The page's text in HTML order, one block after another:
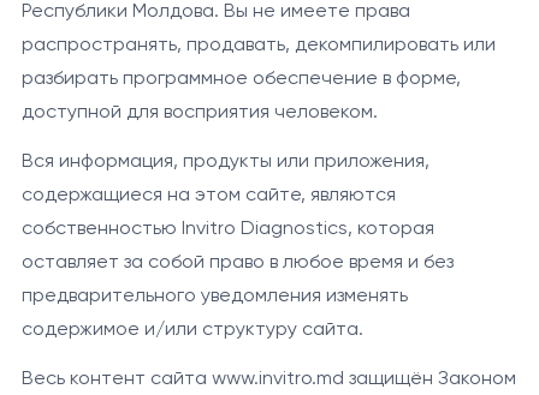
Республики Молдова. Вы не имеете права
распространять, продавать, декомпилировать или
разбирать программное обеспечение в форме,
доступной для восприятия человеком.
Вся информация, продукты или приложения,
содержащиеся на этом сайте, являются
собственностью Invitro Diagnostics, которая
оставляет за собой право в любое время и без
предварительного уведомления изменять
содержимое и/или структуру сайта.
Весь контент сайта www.invitro.md защищён Законом